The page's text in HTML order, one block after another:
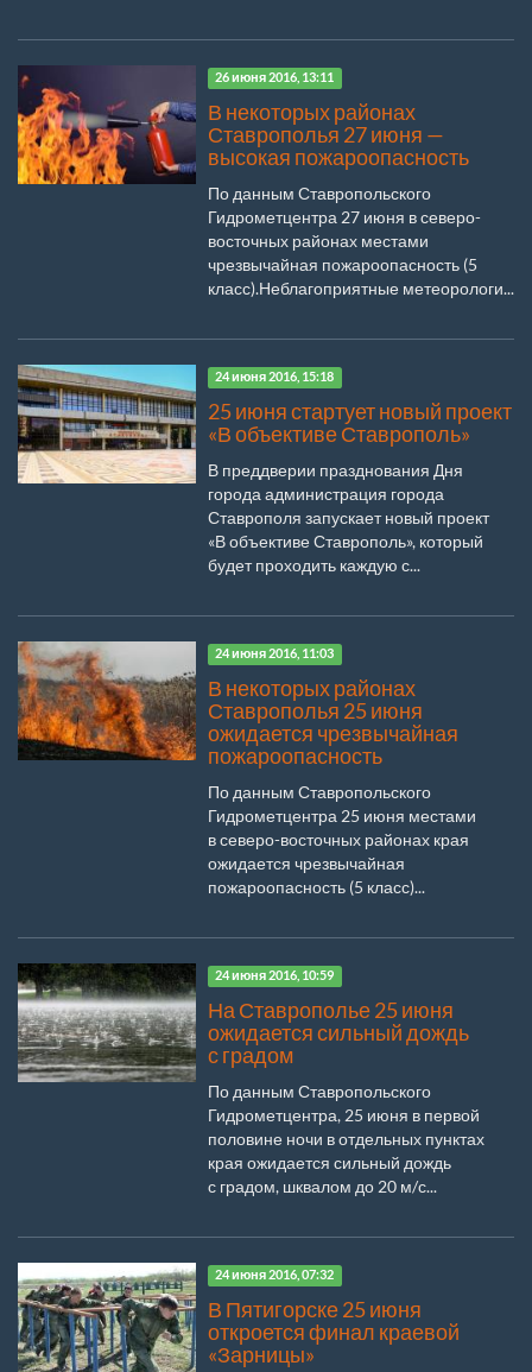
26 июня 2016, 13:11
В некоторых районах
Ставрополья 27 июня —
высокая пожароопасность
По данным Ставропольского
Гидрометцентра 27 июня в северо-
восточных районах местами
чрезвычайная пожароопасность (5
класс).Неблагоприятные метеорологи...
24 июня 2016, 15:18
25 июня стартует новый проект
«В объективе Ставрополь»
В преддверии празднования Дня
города администрация города
Ставрополя запускает новый проект
«В объективе Ставрополь», который
будет проходить каждую с...
24 июня 2016, 11:03
В некоторых районах
Ставрополья 25 июня
ожидается чрезвычайная
пожароопасность
По данным Ставропольского
Гидрометцентра 25 июня местами
в северо-восточных районах края
ожидается чрезвычайная
пожароопасность (5 класс)...
24 июня 2016, 10:59
На Ставрополье 25 июня
ожидается сильный дождь
с градом
По данным Ставропольского
Гидрометцентра, 25 июня в первой
половине ночи в отдельных пунктах
края ожидается сильный дождь
с градом, шквалом до 20 м/с...
24 июня 2016, 07:32
В Пятигорске 25 июня
откроется финал краевой
«Зарницы»